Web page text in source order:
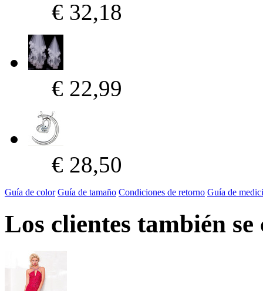
€ 32,18
€ 22,99
€ 28,50
Guía de color Guía de tamaño Condiciones de retorno Guía de
Los clientes también se